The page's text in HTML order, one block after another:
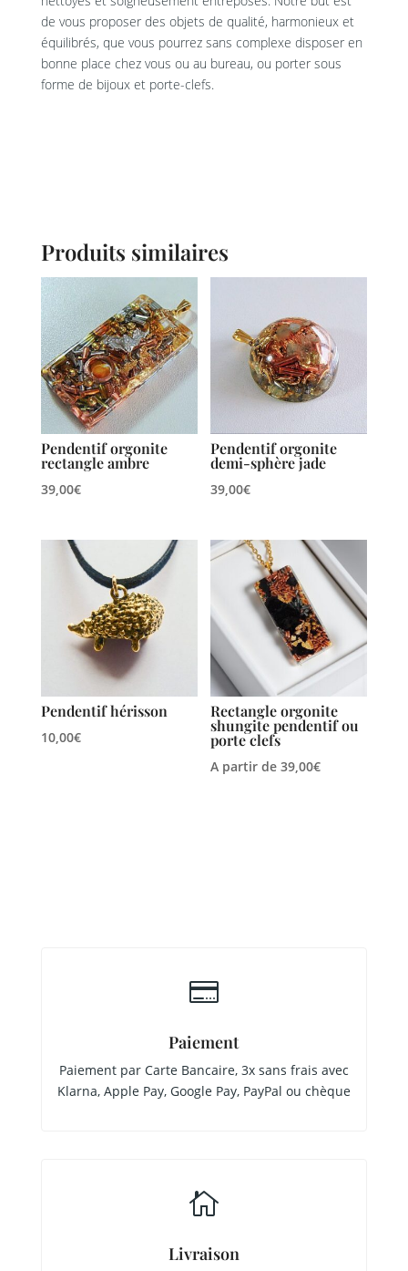
de vous proposer des objets de qualité, harmonieux et
équilibrés, que vous pourrez sans complexe disposer en
bonne place chez vous ou au bureau, ou porter sous
forme de bijoux et porte-clefs.
Produits similaires
Pendentif orgonite
rectangle ambre
39,00€
Pendentif orgonite
demi-sphère jade
39,00€
Pendentif hérisson
10,00€
Rectangle orgonite
shungite pendentif ou
porte clefs
A partir de39,00€

Paiement
Paiement par Carte Bancaire, 3x sans frais avec
Klarna, Apple Pay, Google Pay, PayPal ou chèque

Livraison